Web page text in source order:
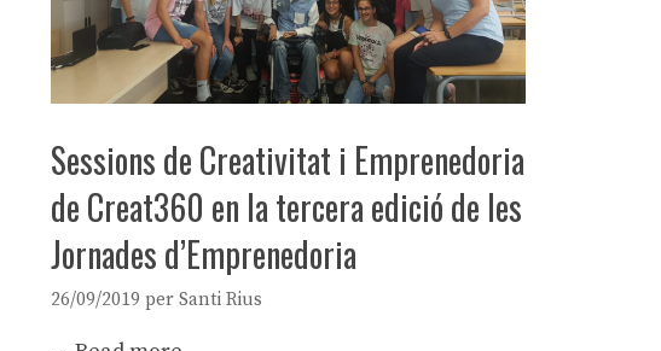
Sessions de Creativitat i Emprenedoria
de Creat360 en la tercera edició de les
Jornades d’Emprenedoria
26/09/2019 per Santi Rius